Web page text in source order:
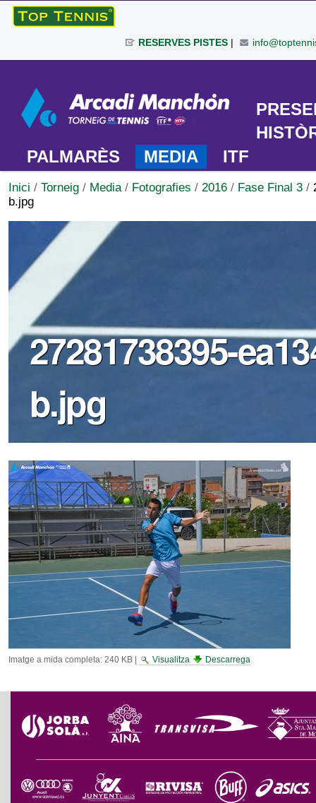
Ves
al
|
navegació
RESERVES PISTES|
personals
TORNEIG
PALMARÈS
MEDIA ITF
Inici / Torneig / Media / Fotografies / 2016 / Fase Final 3 /
b.jpg
27281738395-
b.jpg
Imatge a mida completa: 240 KB| Visualitza Descarrega